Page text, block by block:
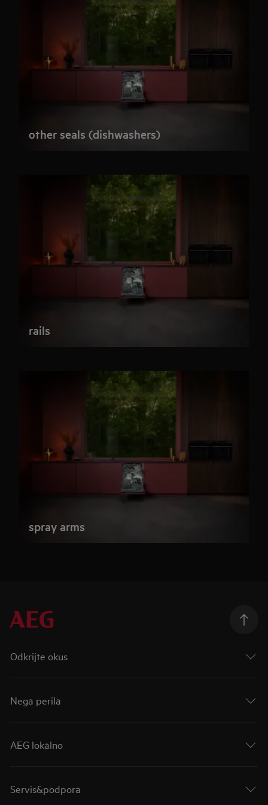
other seals (dishwashers)
rails
spray arms
Odkrijte okus
Nega perila
AEG lokalno
Servis&podpora